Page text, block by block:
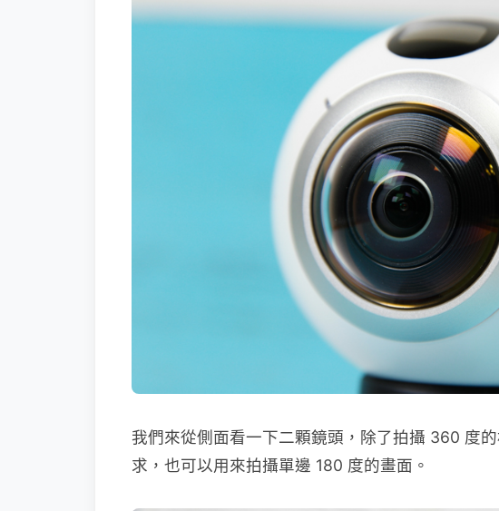
我們來從側面看一下二顆鏡頭，除了拍攝 360 度
求，也可以用來拍攝單邊 180 度的畫面。